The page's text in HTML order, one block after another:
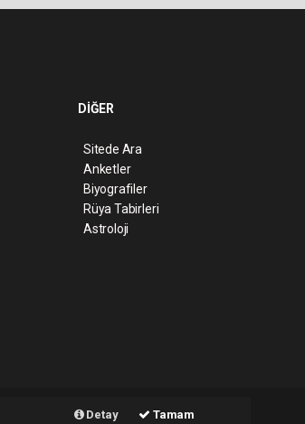
Detay Tamam
DİĞER
Sitede Ara
Anketler
Biyografiler
Rüya Tabirleri
Astroloji
Haber Yazılımı: Web Aksiyon ®